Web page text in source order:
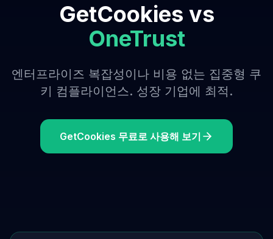
GetCookies vs
OneTrust
엔터프라이즈 복잡성이나 비용 없는 집중형 쿠
키 컴플라이언스. 성장 기업에 최적.
GetCookies 무료로 사용해 보기